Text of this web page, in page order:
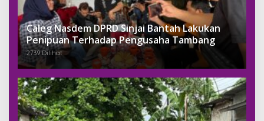
Caleg Nasdem DPRD Sinjai Bantah Lakukan
Penipuan Terhadap Pengusaha Tambang
2739 Dilihat